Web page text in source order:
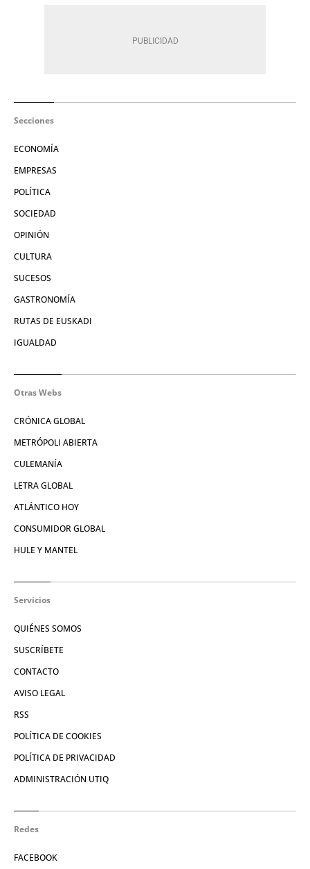
Secciones
ECONOMÍA
EMPRESAS
POLÍTICA
SOCIEDAD
OPINIÓN
CULTURA
SUCESOS
GASTRONOMÍA
RUTAS DE EUSKADI
IGUALDAD
Otras Webs
CRÓNICA GLOBAL
METRÓPOLI ABIERTA
CULEMANÍA
LETRA GLOBAL
ATLÁNTICO HOY
CONSUMIDOR GLOBAL
HULE Y MANTEL
Servicios
QUIÉNES SOMOS
SUSCRÍBETE
CONTACTO
AVISO LEGAL
RSS
POLÍTICA DE COOKIES
POLÍTICA DE PRIVACIDAD
ADMINISTRACIÓN UTIQ
Redes
FACEBOOK